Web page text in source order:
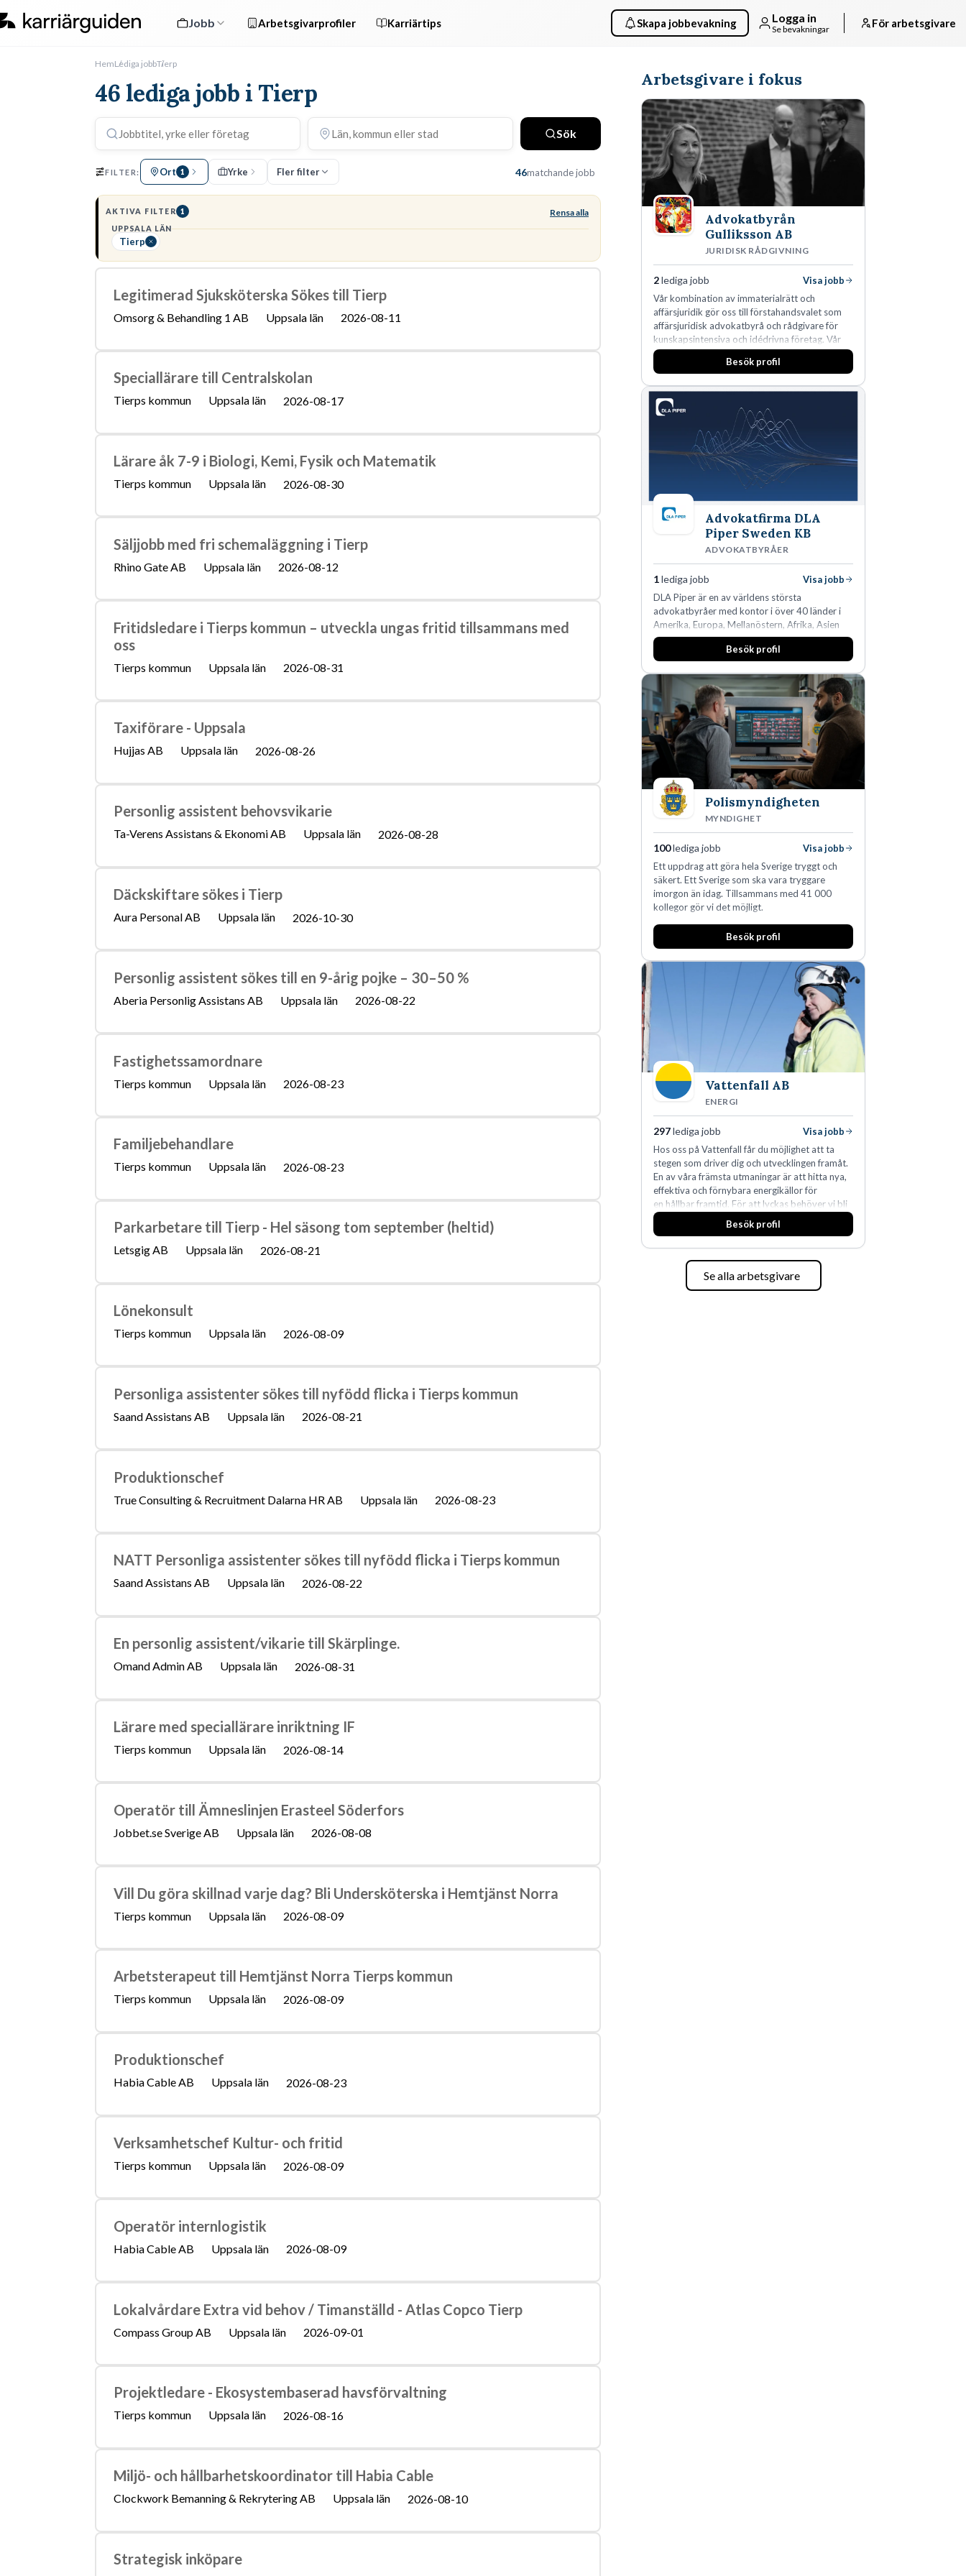
Jobb Arbetsgivarprofiler Karriärtips Skapa jobbevakning Logga in
Se bevakningar För arbetsgivare
HemLediga jobbTierp
46 lediga jobb i Tierp
Sök
FILTER: Ort 1 Yrke Fler filter 46matchande jobb
AKTIVA FILTER 1 Rensa alla
UPPSALA LÄN
Tierp
Legitimerad Sjuksköterska Sökes till Tierp
Omsorg & Behandling 1 AB Uppsala län 2026-08-11
Speciallärare till Centralskolan
Tierps kommun Uppsala län 2026-08-17
Lärare åk 7-9 i Biologi, Kemi, Fysik och Matematik
Tierps kommun Uppsala län 2026-08-30
Säljjobb med fri schemaläggning i Tierp
Rhino Gate AB Uppsala län 2026-08-12
Fritidsledare i Tierps kommun – utveckla ungas fritid tillsammans med
oss
Tierps kommun Uppsala län 2026-08-31
Taxiförare - Uppsala
Hujjas AB Uppsala län 2026-08-26
Personlig assistent behovsvikarie
Ta-Verens Assistans & Ekonomi AB Uppsala län 2026-08-28
Däckskiftare sökes i Tierp
Aura Personal AB Uppsala län 2026-10-30
Personlig assistent sökes till en 9-årig pojke – 30–50 %
Aberia Personlig Assistans AB Uppsala län 2026-08-22
Fastighetssamordnare
Tierps kommun Uppsala län 2026-08-23
Familjebehandlare
Tierps kommun Uppsala län 2026-08-23
Parkarbetare till Tierp - Hel säsong tom september (heltid)
Letsgig AB Uppsala län 2026-08-21
Lönekonsult
Tierps kommun Uppsala län 2026-08-09
Personliga assistenter sökes till nyfödd flicka i Tierps kommun
Saand Assistans AB Uppsala län 2026-08-21
Produktionschef
True Consulting & Recruitment Dalarna HR AB Uppsala län 2026-08-23
NATT Personliga assistenter sökes till nyfödd flicka i Tierps kommun
Saand Assistans AB Uppsala län 2026-08-22
En personlig assistent/vikarie till Skärplinge.
Omand Admin AB Uppsala län 2026-08-31
Lärare med speciallärare inriktning IF
Tierps kommun Uppsala län 2026-08-14
Operatör till Ämneslinjen Erasteel Söderfors
Jobbet.se Sverige AB Uppsala län 2026-08-08
Vill Du göra skillnad varje dag? Bli Undersköterska i Hemtjänst Norra
Tierps kommun Uppsala län 2026-08-09
Arbetsterapeut till Hemtjänst Norra Tierps kommun
Tierps kommun Uppsala län 2026-08-09
Produktionschef
Habia Cable AB Uppsala län 2026-08-23
Verksamhetschef Kultur- och fritid
Tierps kommun Uppsala län 2026-08-09
Operatör internlogistik
Habia Cable AB Uppsala län 2026-08-09
Lokalvårdare Extra vid behov / Timanställd - Atlas Copco Tierp
Compass Group AB Uppsala län 2026-09-01
Projektledare - Ekosystembaserad havsförvaltning
Tierps kommun Uppsala län 2026-08-16
Miljö- och hållbarhetskoordinator till Habia Cable
Clockwork Bemanning & Rekrytering AB Uppsala län 2026-08-10
Strategisk inköpare
Arbetsgivare i fokus
Advokatbyrån
Gulliksson AB
JURIDISK RÅDGIVNING
2lediga jobb
Visa jobb
Vår kombination av immaterialrätt och
affärsjuridik gör oss till förstahandsvalet som
affärsjuridisk advokatbyrå och rådgivare för
kunskapsintensiva och idédrivna företag. Vår
expertis inom IP-tillgångar har gett oss en
marknadsledande position. Våra klienter väljer
skydda, utveckla och kommersialisera
företagets viktigaste tillgångar.
Besök profil
Advokatfirma DLA
Piper Sweden KB
ADVOKATBYRÅER
1lediga jobb
Visa jobb
DLA Piper är en av världens största
advokatbyråer med kontor i över 40 länder i
Amerika, Europa, Mellanöstern, Afrika, Asien
och Oceanien. Vi är specialister inom
affärsjuridikens alla områden och vi har några
fler än 450 jurister på fem kontor i Stockholm,
Köpenhamn, Århus, Oslo och Helsingfors kan vi
på DLA Piper erbjuda våra klienter en unik,
effektiv och gränsöverskridande nordisk
expertis. På vårt kontor i centrala Stockholm är
vi idag drygt 240 medarbetare.
Besök profil
Polismyndigheten
MYNDIGHET
100lediga jobb
Visa jobb
Ett uppdrag att göra hela Sverige tryggt och
säkert. Ett Sverige som ska vara tryggare
imorgon än idag. Tillsammans med 41 000
kollegor gör vi det möjligt.
Besök profil
Vattenfall AB
ENERGI
297lediga jobb
Visa jobb
Hos oss på Vattenfall får du möjlighet att ta
stegen som driver dig och utvecklingen framåt.
En av våra främsta utmaningar är att hitta nya,
effektiva och förnybara energikällor för
en hållbar framtid. För att lyckas behöver vi bli
fler medarbetare som vill göra skillnad.
Besök profil
Se alla arbetsgivare